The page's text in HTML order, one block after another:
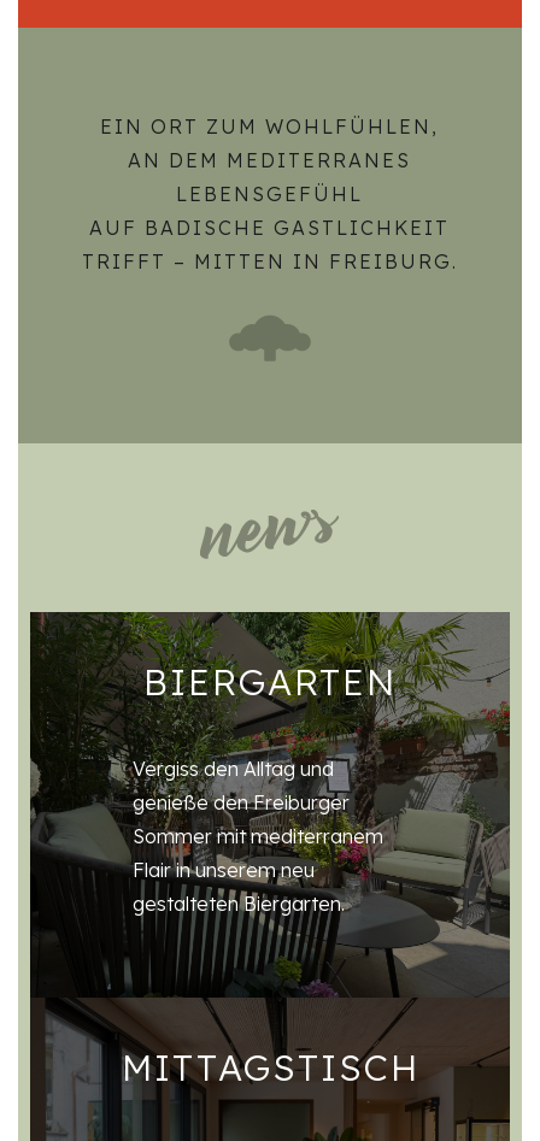
EIN ORT ZUM WOHLFÜHLEN,
AN DEM MEDITERRANES
LEBENSGEFÜHL
AUF BADISCHE GASTLICHKEIT
TRIFFT – MITTEN IN FREIBURG.
BIERGARTEN
Vergiss den Alltag und
genieße den Freiburger
Sommer mit mediterranem
Flair in unserem neu
gestalteten Biergarten.
MITTAGSTISCH